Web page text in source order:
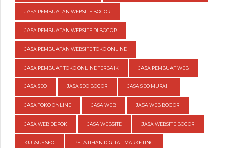
JASA PEMBUATAN WEBSITE BOGOR
JASA PEMBUATAN WEBSITE DI BOGOR
JASA PEMBUATAN WEBSITE TOKO ONLINE
JASA PEMBUAT TOKO ONLINE TERBAIK JASA PEMBUAT WEB
JASA SEO JASA SEO BOGOR JASA SEO MURAH
JASA TOKO ONLINE JASA WEB JASA WEB BOGOR
JASA WEB DEPOK JASA WEBSITE JASA WEBSITE BOGOR
KURSUS SEO PELATIHAN DIGITAL MARKETING